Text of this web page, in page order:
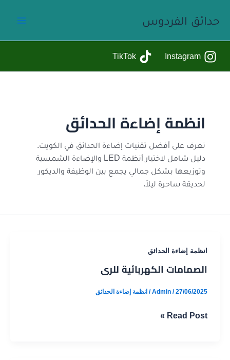
حدائق الفردوس
Instagram
TikTok
انظمة إضاءة الحدائق
تعرف على أفضل تقنيات إضاءة الحدائق في الكويت.
دليل شامل لاختيار أنظمة LED والإضاءة الشمسية
وتوزيعها بشكل جمالي يجمع بين الوظيفة والديكور
لحديقة ساحرة ليلاً.
انظمة إضاءة الحدائق
الصمامات الكهربائية للرى
Admin /27/06/2025
/ انظمة إضاءة الحدائق
الصمامات
Read Post »